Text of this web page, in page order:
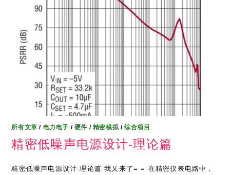
所有文章 / 电力电子 / 硬件 / 精密模拟 /综合项目
精密低噪声电源设计-理论篇
精密低噪声电源设计-理论篇 我又来了= = 在精密仪表电路中，